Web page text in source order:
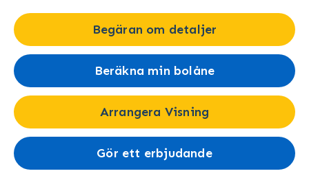
Begäran om detaljer
Beräkna min bolåne
Arrangera Visning
Gör ett erbjudande